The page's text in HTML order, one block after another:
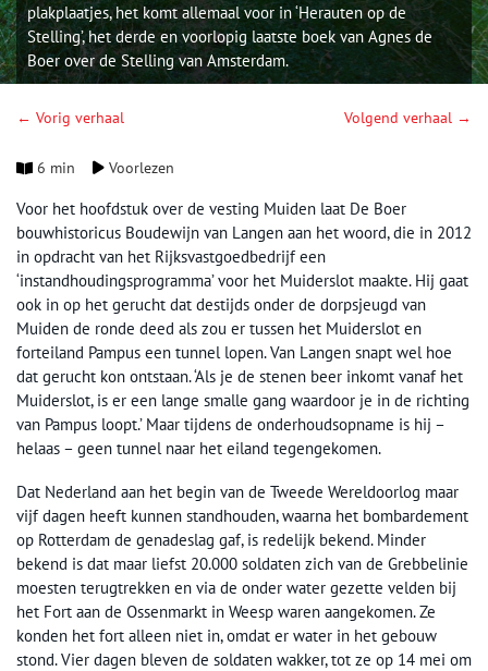
plakplaatjes, het komt allemaal voor in ‘Herauten op de
Stelling’, het derde en voorlopig laatste boek van Agnes de
Boer over de Stelling van Amsterdam.
← Vorig verhaal Volgend verhaal →
6 min Voorlezen
Voor het hoofdstuk over de vesting Muiden laat De Boer
bouwhistoricus Boudewijn van Langen aan het woord, die in 2012
in opdracht van het Rijksvastgoedbedrijf een
‘instandhoudingsprogramma’ voor het Muiderslot maakte. Hij gaat
ook in op het gerucht dat destijds onder de dorpsjeugd van
Muiden de ronde deed als zou er tussen het Muiderslot en
forteiland Pampus een tunnel lopen. Van Langen snapt wel hoe
dat gerucht kon ontstaan. ‘Als je de stenen beer inkomt vanaf het
Muiderslot, is er een lange smalle gang waardoor je in de richting
van Pampus loopt.’ Maar tijdens de onderhoudsopname is hij –
helaas – geen tunnel naar het eiland tegengekomen.
Dat Nederland aan het begin van de Tweede Wereldoorlog maar
vijf dagen heeft kunnen standhouden, waarna het bombardement
op Rotterdam de genadeslag gaf, is redelijk bekend. Minder
bekend is dat maar liefst 20.000 soldaten zich van de Grebbelinie
moesten terugtrekken en via de onder water gezette velden bij
het Fort aan de Ossenmarkt in Weesp waren aangekomen. Ze
konden het fort alleen niet in, omdat er water in het gebouw
stond. Vier dagen bleven de soldaten wakker, tot ze op 14 mei om